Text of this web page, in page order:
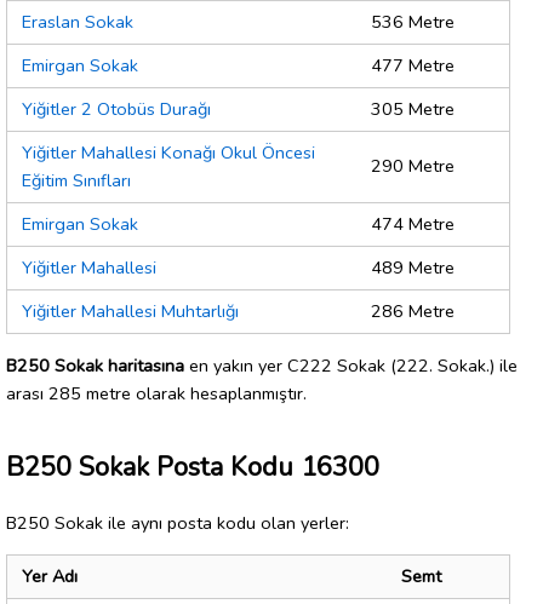
Eraslan Sokak
536 Metre
Emirgan Sokak
477 Metre
Yiğitler 2 Otobüs Durağı
305 Metre
Yiğitler Mahallesi Konağı Okul Öncesi
Eğitim Sınıfları
290 Metre
Emirgan Sokak
474 Metre
Yiğitler Mahallesi
489 Metre
Yiğitler Mahallesi Muhtarlığı
286 Metre
B250 Sokak haritasına en yakın yer C222 Sokak (222. Sokak.) ile
arası 285 metre olarak hesaplanmıştır.
B250 Sokak Posta Kodu 16300
B250 Sokak ile aynı posta kodu olan yerler:
Yer Adı Semt